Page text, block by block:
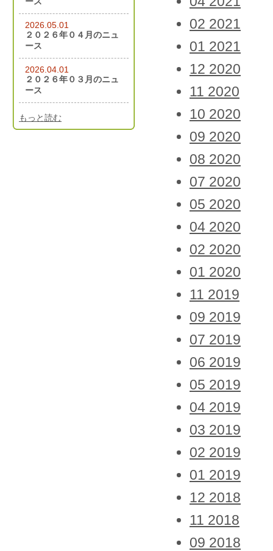
2026.05.01
２０２６年０４月のニュ
ース
2026.04.01
２０２６年０３月のニュ
ース
もっと読む
02 2021
01 2021
12 2020
11 2020
10 2020
09 2020
08 2020
07 2020
05 2020
04 2020
02 2020
01 2020
11 2019
09 2019
07 2019
06 2019
05 2019
04 2019
03 2019
02 2019
01 2019
12 2018
11 2018
09 2018